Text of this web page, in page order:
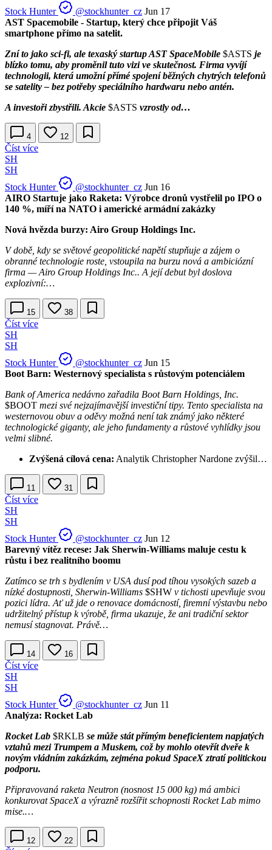
Stock Hunter
@stockhunter_cz Jun 17
AST Spacemobile - Startup, který chce připojit Váš
smartphone přímo na satelit.
Zní to jako sci-fi, ale texaský startup AST SpaceMobile $ASTS je
blízko tomu, aby proměnil tuto vizi ve skutečnost. Firma vyvíjí
technologii, která umožní přímé spojení běžných chytrých telefonů
se satelity – bez potřeby speciálního hardwaru nebo antén.
A investoři zbystřili. Akcie $ASTS vzrostly od…
4 12
Číst více
SH
SH
Stock Hunter
@stockhunter_cz Jun 16
AIRO Startuje jako Raketa: Výrobce dronů vystřelil po IPO o
140 %, míří na NATO i americké armádní zakázky
Nová hvězda burzy: Airo Group Holdings Inc.
V době, kdy se světové geopolitické napětí stupňuje a zájem o
obranné technologie roste, vstoupila na burzu nová a ambiciózní
firma — Airo Group Holdings Inc.. A její debut byl doslova
explozivní:…
15 38
Číst více
SH
SH
Stock Hunter
@stockhunter_cz Jun 15
Boot Barn: Westernový specialista s růstovým potenciálem
Bank of America nedávno zařadila Boot Barn Holdings, Inc.
$BOOT mezi své nejzajímavější investiční tipy. Tento specialista na
westernovou obuv a oděvy možná není tak známý jako některé
technologické giganty, ale jeho fundamenty a růstové vyhlídky jsou
velmi slibné.
Zvýšená cílová cena: Analytik Christopher Nardone zvýšil…
11 31
Číst více
SH
SH
Stock Hunter
@stockhunter_cz Jun 12
Barevný vítěz recese: Jak Sherwin-Williams maluje cestu k
růstu i bez realitního boomu
Zatímco se trh s bydlením v USA dusí pod tíhou vysokých sazeb a
nízké dostupnosti, Sherwin-Williams $SHW v tichosti upevňuje svou
pozici lídra. Ať už jde o renovace domácností, firemní výstavbu nebo
udržitelný přístup k výrobě, firma ukazuje, že ani tradiční sektor
nemusí stagnovat. Právě…
14 16
Číst více
SH
SH
Stock Hunter
@stockhunter_cz Jun 11
Analýza: Rocket Lab
Rocket Lab $RKLB se může stát přímým beneficientem napjatých
vztahů mezi Trumpem a Muskem, což by mohlo otevřít dveře k
novým vládním zakázkám, zejména pokud SpaceX ztratí politickou
podporu.
Připravovaná raketa Neutron (nosnost 15 000 kg) má ambici
konkurovat SpaceX a výrazně rozšířit schopnosti Rocket Lab mimo
mise.…
12 22